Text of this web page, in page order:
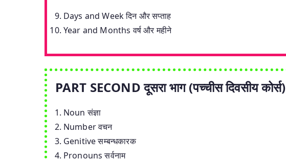
Days and Week दिन और सप्ताह
Year and Months वर्ष और महीने
PART SECOND दूसरा भाग (पच्चीस दिवसीय कोर्स)
Noun संज्ञा
Number वचन
Genitive सम्बन्धकारक
Pronouns सर्वनाम